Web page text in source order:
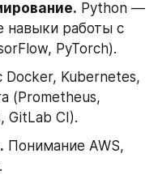
Python —
навыки работы с
PyTorch).
Docker, Kubernetes,
(Prometheus,
GitLab CI).
Понимание AWS,